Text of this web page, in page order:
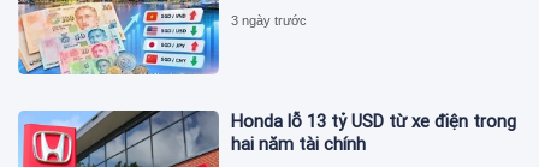
3 ngày trước
Honda lỗ 13 tỷ USD từ xe điện trong
hai năm tài chính